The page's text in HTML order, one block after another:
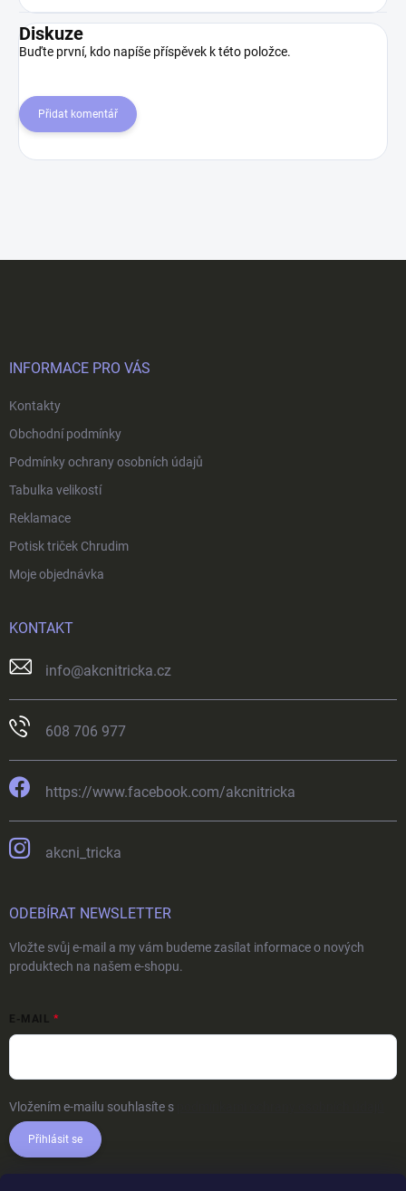
Diskuze
Buďte první, kdo napíše příspěvek k této položce.
Přidat komentář
INFORMACE PRO VÁS
Kontakty
Obchodní podmínky
Podmínky ochrany osobních údajů
Tabulka velikostí
Reklamace
Potisk triček Chrudim
Moje objednávka
KONTAKT
info@akcnitricka.cz
608 706 977
https://www.facebook.com/akcnitricka
akcni_tricka
ODEBÍRAT NEWSLETTER
Vložte svůj e-mail a my vám budeme zasílat informace o nových
produktech na našem e-shopu.
E-MAIL
Vložením e-mailu souhlasíte s
Přihlásit se